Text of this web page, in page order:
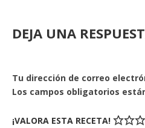
DEJA UNA
Tu dirección de correo
Los campos obligatorios
¡VALORA ESTA RECETA!